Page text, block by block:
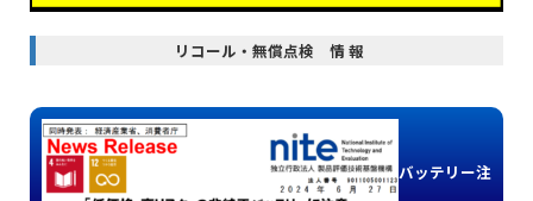
リコール・無償点検 情 報
バッテリー注